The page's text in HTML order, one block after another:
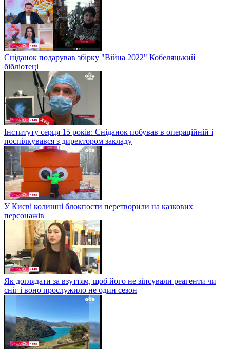
Сніданок подарував збірку "Війна 2022" Кобеляцький
бібліотеці
Інституту серця 15 років: Сніданок побував в операційній і
поспілкувався з директором закладу
У Києві колишні блокпости перетворили на казкових
персонажів
Як доглядати за взуттям, щоб його не зіпсували реагенти чи
сніг і воно прослужило не один сезон